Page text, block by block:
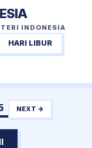
INDONESIA
HARI LIBUR
NEXT →